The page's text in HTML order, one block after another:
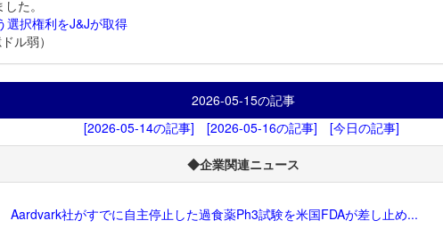
た。
選択権利をJ&Jが取得
ル弱）
2026-05-15の記事
[2026-05-14の記事]
[2026-05-16の記事] [今日の記事]
◆企業関連ニュース
Aardvark社がすでに自主停止した過食薬Ph3試験を米国FDAが差し止め...